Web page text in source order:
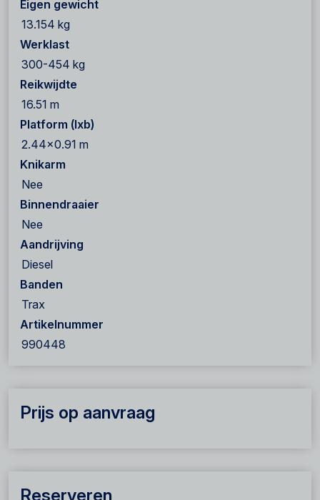
Eigen gewicht
13.154 kg
Werklast
300-454 kg
Reikwijdte
16.51 m
Platform (lxb)
2.44x0.91 m
Knikarm
Nee
Binnendraaier
Nee
Aandrijving
Diesel
Banden
Trax
Artikelnummer
990448
Prijs op aanvraag
Reserveren